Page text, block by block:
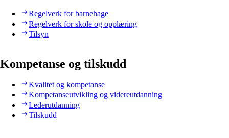
Regelverk for barnehage
Regelverk for skole og opplæring
Tilsyn
Kompetanse og tilskudd
Kvalitet og kompetanse
Kompetanseutvikling og videreutdanning
Lederutdanning
Tilskudd